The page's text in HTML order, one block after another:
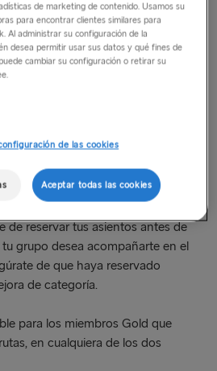
código de descuento; este se
cuando selecciones tus asientos
Prémium, ten en cuenta que
del Stena Plus Lounge.
de reservar tus asientos antes de
tu grupo desea acompañarte en el
de que haya reservado
de categoría.
para los miembros Gold que
en cualquiera de los dos
de marketing de contenido. Usamos su
para encontrar clientes similares para
Al administrar su configuración de la
desea permitir usar sus datos y qué fines de
cambiar su configuración o retirar su
de las cookies
Aceptar todas las cookies